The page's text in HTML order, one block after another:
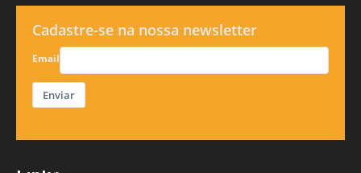
Cadastre-se na nossa newsletter
Email
Enviar